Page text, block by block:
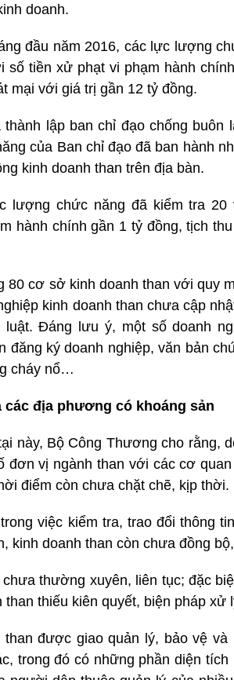
doanh.
đầu năm 2016, các lực lượng
số tiền xử phạt vi phạm hành
mại với giá trị gần 12 tỷ đồng.
lập ban chỉ đạo chống buôn
của Ban chỉ đạo đã ban hành
kinh doanh than trên địa bàn.
lượng chức năng đã kiểm tra 20
hành chính gần 1 tỷ đồng, tịch
80 cơ sở kinh doanh than với quy
kinh doanh than chưa cập
Đáng lưu ý, một số doanh
đăng ký doanh nghiệp, văn bản
cháy nổ…
địa phương có khoáng sản
này, Bộ Công Thương cho rằng,
đơn vị ngành than với các cơ
điểm còn chưa chặt chẽ, kịp thời.
việc kiểm tra, trao đổi thông
kinh doanh than còn chưa đồng
thường xuyên, liên tục; đặc
thiếu kiên quyết, biện pháp xử
được giao quản lý, bảo vệ và
trong đó có những phần diện tích